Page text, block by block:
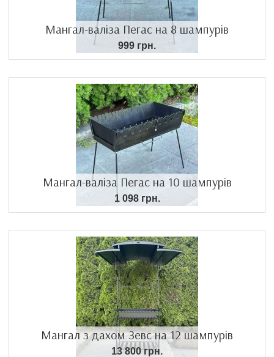
Мангал-валіза Пегас на 8 шампурів
999 грн.
Мангал-валіза Пегас на 10 шампурів
1 098 грн.
Мангал з дахом Зевс на 12 шампурів
13 800 грн.